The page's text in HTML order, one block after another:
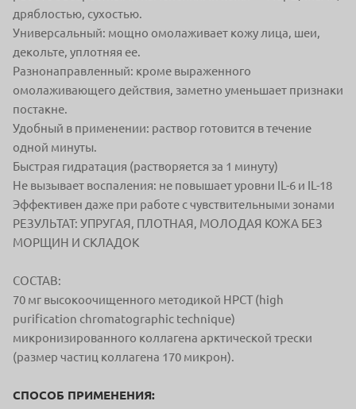
дряблостью, сухостью.
Универсальный: мощно омолаживает кожу лица, шеи,
декольте, уплотняя ее.
Разнонаправленный: кроме выраженного
омолаживающего действия, заметно уменьшает признаки
постакне.
Удобный в применении: раствор готовится в течение
одной минуты.
Быстрая гидратация (растворяется за 1 минуту)
Не вызывает воспаления: не повышает уровни IL-6 и IL-18
Эффективен даже при работе с чувствительными зонами
РЕЗУЛЬТАТ: УПРУГАЯ, ПЛОТНАЯ, МОЛОДАЯ КОЖА БЕЗ
МОРЩИН И СКЛАДОК
СОСТАВ:
70 мг высокоочищенного методикой HPCT (high
purification chromatographic technique)
микронизированного коллагена арктической трески
(размер частиц коллагена 170 микрон).
СПОСОБ ПРИМЕНЕНИЯ: